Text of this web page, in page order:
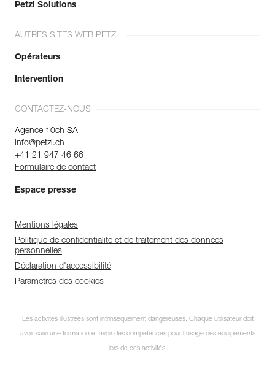
Petzl Solutions
AUTRES SITES WEB PETZL
Opérateurs
Intervention
CONTACTEZ-NOUS
Agence 10ch SA
info@petzl.ch
+41 21 947 46 66
Formulaire de contact
Espace presse
Mentions légales
Politique de confidentialité et de traitement des données
personnelles
Déclaration d'accessibilité
Paramètres des cookies
Les activités illustrées sont intrinsèquement dangereuses. Chaque utilisateur doit
avoir suivi une formation et avoir des compétences pour l’usage des équipements
lors de ces activités.